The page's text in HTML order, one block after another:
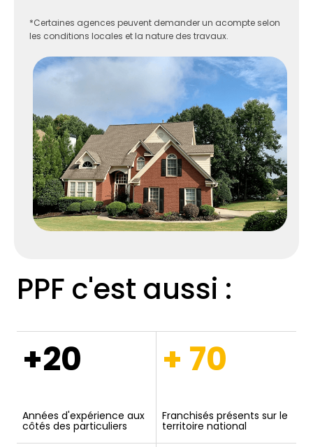
*Certaines agences peuvent demander un acompte selon
les conditions locales et la nature des travaux.
PPF c'est aussi :
+20
Années d'expérience aux
côtés des particuliers
+ 70
Franchisés présents sur le
territoire national